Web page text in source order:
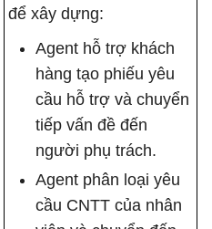
để xây dựng:
Agent hỗ trợ khách
hàng tạo phiếu yêu
cầu hỗ trợ và chuyển
tiếp vấn đề đến
người phụ trách.
Agent phân loại yêu
cầu CNTT của nhân